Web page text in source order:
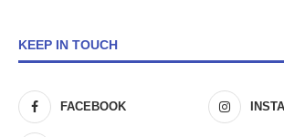
KEEP IN TOUCH
FACEBOOK